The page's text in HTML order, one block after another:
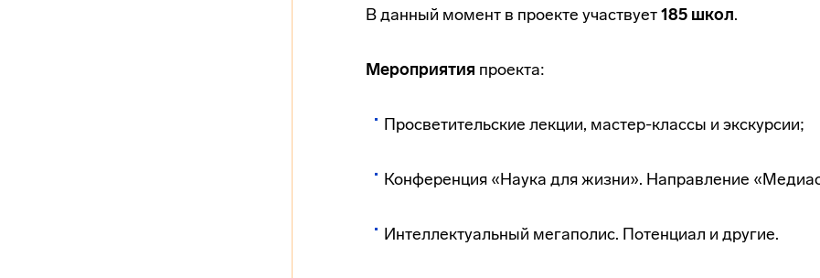
В данный момент в проекте участвует185 школ.
Мероприятия проекта:
Просветительские лекции, мастер-классы и экскурсии;
Конференция «Наука для жизни». Направление
Интеллектуальный мегаполис. Потенциал и другие.